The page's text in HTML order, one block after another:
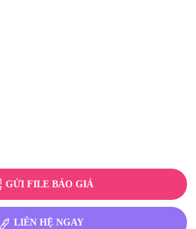
GỬI FILE BÁO GIÁ
LIÊN HỆ NGAY